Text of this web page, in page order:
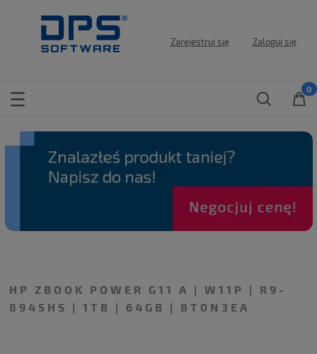
Zarejestruj się Zaloguj się
HP ZBOOK POWER G11 A | W11P | R9-
8945HS | 1TB | 64GB | 8T0N3EA